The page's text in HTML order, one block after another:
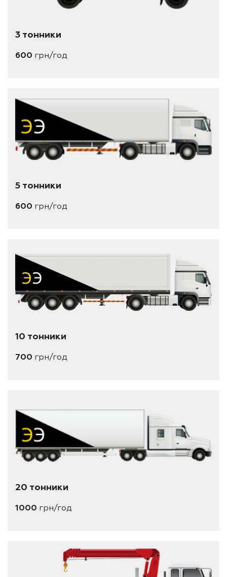
3 тонники
600 грн/год
5 тонники
600 грн/год
10 тонники
700 грн/год
20 тонники
1000 грн/год